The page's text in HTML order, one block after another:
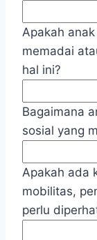
Apakah
memadai
hal ini?
Bagaimana
sosial yang
Apakah ada
mobilitas,
perlu